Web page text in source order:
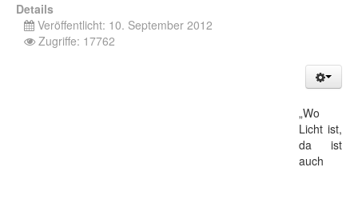
Details
Veröffentlicht: 10. September 2012
Zugriffe: 17762
„Wo
Licht ist,
da ist
auch